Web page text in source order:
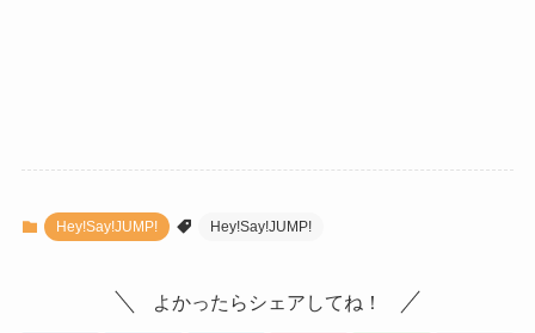
Hey!Say!JUMP! Hey!Say!JUMP!
よかったらシェアしてね！